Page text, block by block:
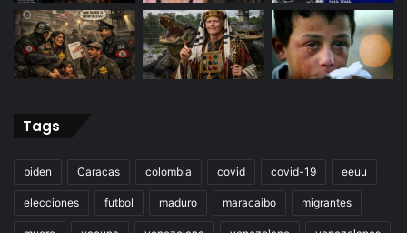
Tags
biden Caracas colombia covid covid-19 eeuu
elecciones futbol maduro maracaibo migrantes